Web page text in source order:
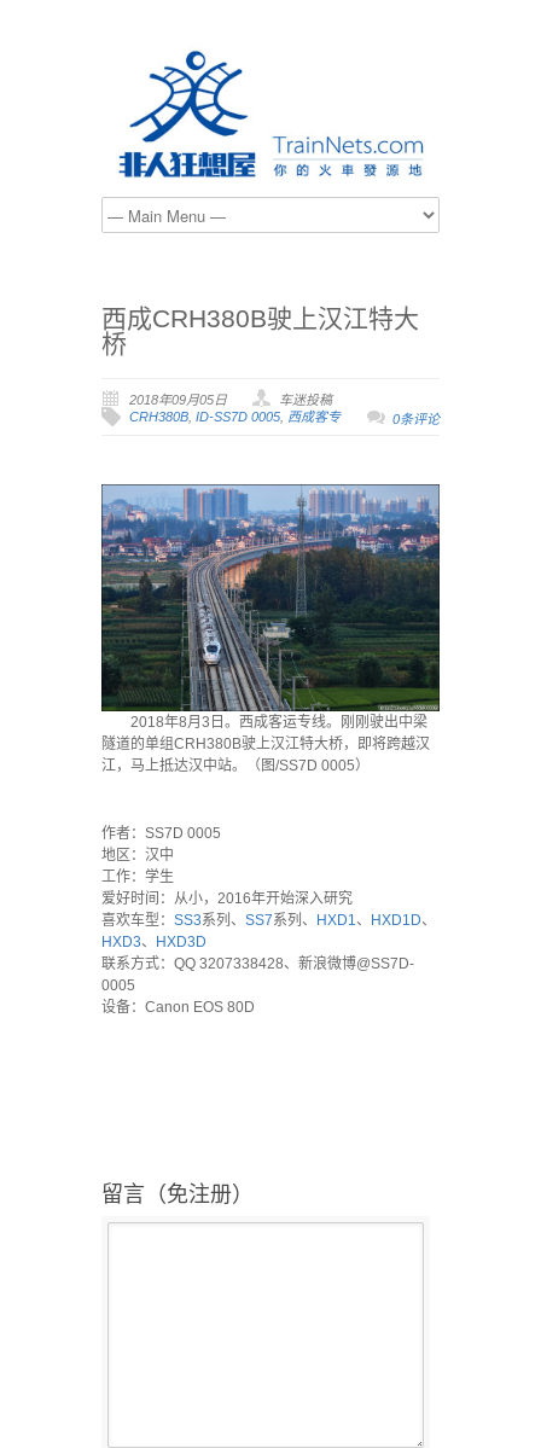
西成CRH380B驶上汉江特大
桥
2018年09月05日
车迷投稿
CRH380B, ID-SS7D 0005, 西成客专 0条评论
2018年8月3日。西成客运专线。刚刚驶出中梁
隧道的单组CRH380B驶上汉江特大桥，即将跨越汉
江，马上抵达汉中站。（图/SS7D 0005）
作者：SS7D 0005
地区：汉中
工作：学生
爱好时间：从小，2016年开始深入研究
喜欢车型： SS3系列、 SS7系列、 HXD1 、 HXD1D、
HXD3、 HXD3D
联系方式：QQ 3207338428、新浪微博@SS7D-
0005
设备：Canon EOS 80D
留言（免注册）